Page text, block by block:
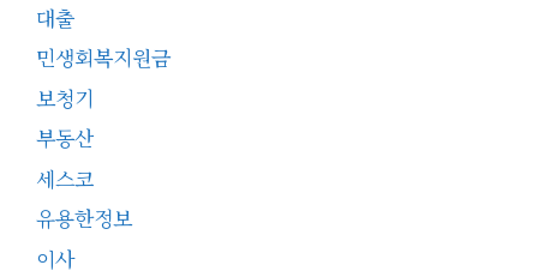
대출
민생회복지원금
보청기
부동산
세스코
유용한정보
이사